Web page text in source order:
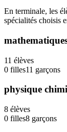
En terminale, les
spécialités choisis
11 élèves
0 filles11 garçons
physique
8 élèves
0 filles8 garçons